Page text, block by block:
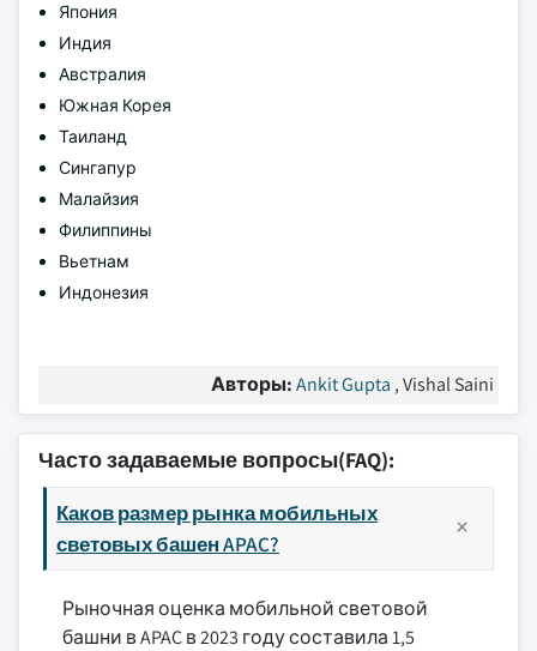
Япония
Индия
Австралия
Южная Корея
Таиланд
Сингапур
Малайзия
Филиппины
Вьетнам
Индонезия
Авторы:Ankit Gupta , Vishal Saini
Часто задаваемые вопросы(FAQ):
Каков размер рынка мобильных
световых башен APAC?
Рыночная оценка мобильной световой
башни в APAC в 2023 году составила 1,5